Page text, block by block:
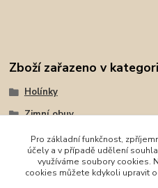
Zboží zařazeno v
Holínky
Zimní obuv
Demar
Sněhule
Pro základní funkčnost,
účely a v případě udělení
využíváme soubory cookies.
cookies můžete kdykoli upravit